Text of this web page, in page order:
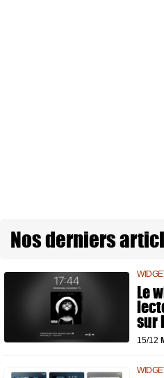
Nos derniers
Le
sur
15/12